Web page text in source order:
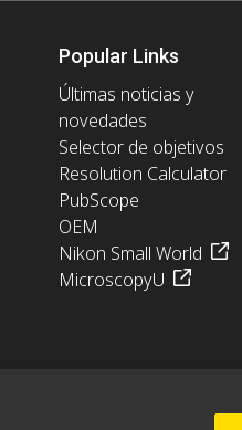
Popular Links
Últimas noticias y
novedades
Selector de objetivos
Resolution Calculator
PubScope
OEM
Nikon Small World
MicroscopyU